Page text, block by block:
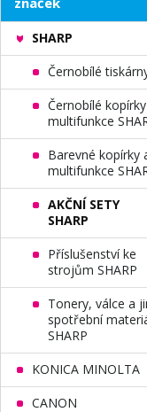
SHARP
Černobílé
Černobílé
multifunkce
Barevné kopírky
multifunkce
AKČNÍ SETY
SHARP
Příslušenství ke
strojům SHARP
Tonery, válce a
spotřební
SHARP
KONICA MINOLTA
CANON